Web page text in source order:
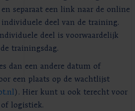
separaat een link naar de online
deel van de training.
deel is voorwaardelijk
trainingsdag.
dan een andere datum of
een plaats op de wachtlijst
). Hier kunt u ook terecht voor
logistiek.